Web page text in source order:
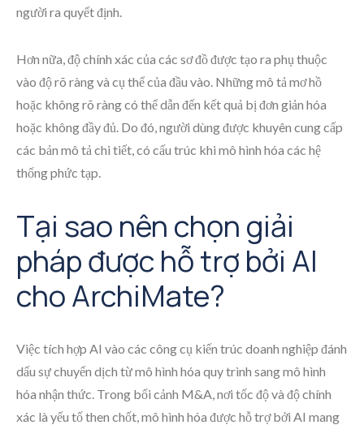
người ra quyết định.
Hơn nữa, độ chính xác của các sơ đồ được tạo ra phụ thuộc
vào độ rõ ràng và cụ thể của đầu vào. Những mô tả mơ hồ
hoặc không rõ ràng có thể dẫn đến kết quả bị đơn giản hóa
hoặc không đầy đủ. Do đó, người dùng được khuyên cung cấp
các bản mô tả chi tiết, có cấu trúc khi mô hình hóa các hệ
thống phức tạp.
Tại sao nên chọn giải
pháp được hỗ trợ bởi AI
cho ArchiMate?
Việc tích hợp AI vào các công cụ kiến trúc doanh nghiệp đánh
dấu sự chuyển dịch từ mô hình hóa quy trình sang mô hình
hóa nhận thức. Trong bối cảnh M&A, nơi tốc độ và độ chính
xác là yếu tố then chốt, mô hình hóa được hỗ trợ bởi AI mang